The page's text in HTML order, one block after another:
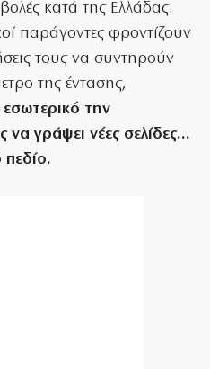
κατά της Ελλάδας.
παράγοντες φροντίζουν
τους να συντηρούν
της έντασης,
την
να γράψει νέες σελίδες…